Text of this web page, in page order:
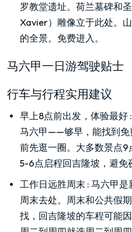
罗教堂遗址。荷兰墓碑和
Xavier）雕像立于此处。
的全景。免费进入。
马六甲一日游驾驶贴士
行车与行程实用建议
早上8点前出发，体验最好 :
马六甲——够早，能找到免
前先逛一圈。大多数景点
5-6点启程回吉隆坡，避免
工作日远胜周末 : 马六甲是
周末去处。周末和公共假
找，回吉隆坡的车程可能